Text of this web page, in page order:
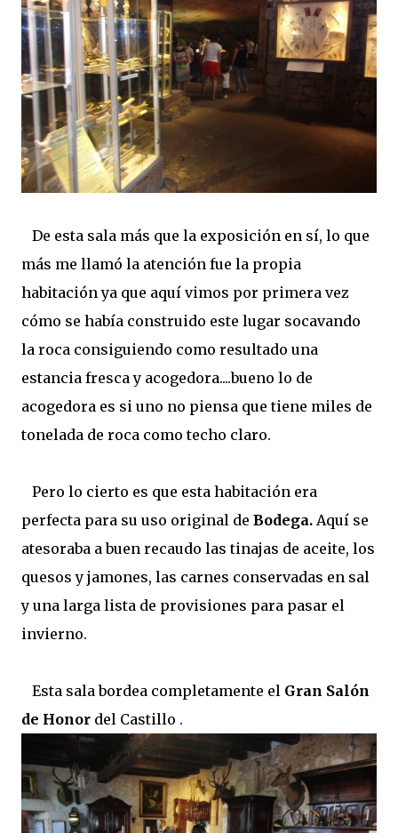
De esta sala más que la exposición en sí, lo que
más me llamó la atención fue la propia
habitación ya que aquí vimos por primera vez
cómo se había construido este lugar socavando
la roca consiguiendo como resultado una
estancia fresca y acogedora....bueno lo de
acogedora es si uno no piensa que tiene miles de
tonelada de roca como techo claro.
Pero lo cierto es que esta habitación era
perfecta para su uso original de Bodega. Aquí se
atesoraba a buen recaudo las tinajas de aceite, los
quesos y jamones, las carnes conservadas en sal
y una larga lista de provisiones para pasar el
invierno.
Esta sala bordea completamente el Gran Salón
de Honor del Castillo .